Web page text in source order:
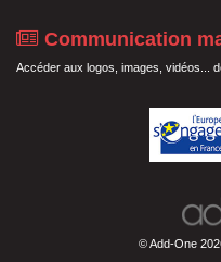
Communication
Accéder aux logos, images, vidéos...
© Add-One